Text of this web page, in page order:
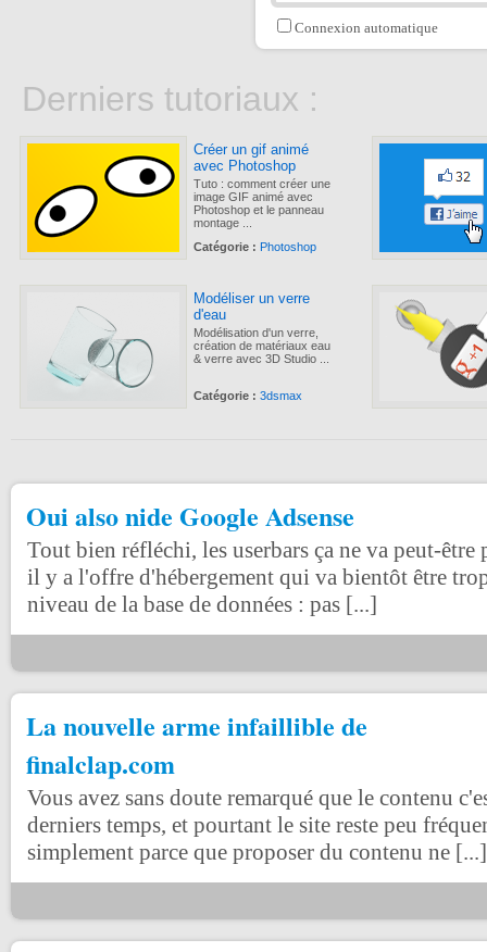
Connexion automatique
Derniers tutoriaux :
Créer un gif animé
avec Photoshop
Tuto : comment créer une
image GIF animé avec
Photoshop et le panneau
montage ...
Catégorie : Photoshop
Modéliser un verre
d'eau
Modélisation d'un verre,
création de matériaux eau
& verre avec 3D Studio ...
Catégorie : 3dsmax
Oui also nide Google Adsense
Tout bien réfléchi, les userbars ça ne va peut-être
il y a l'offre d'hébergement qui va bientôt être
niveau de la base de données : pas [...]
La nouvelle arme infaillible de
finalclap.com
Vous avez sans doute remarqué que le contenu
derniers temps, et pourtant le site reste peu
simplement parce que proposer du contenu ne [...]